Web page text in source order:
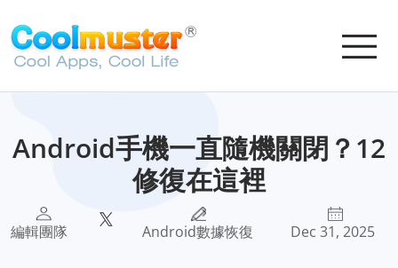
Android手機一直隨機關閉？12
修復在這裡
編輯團隊 Android數據恢復 Dec 31, 2025